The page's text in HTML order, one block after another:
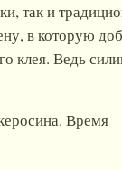
так и
в которую
клея. Ведь
Время